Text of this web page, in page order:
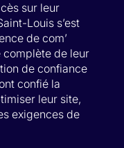
sur leur
Louis s’est
de com’
complète de leur
de confiance
confié la
leur site,
exigences de